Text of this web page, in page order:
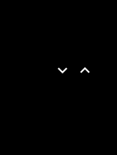
 